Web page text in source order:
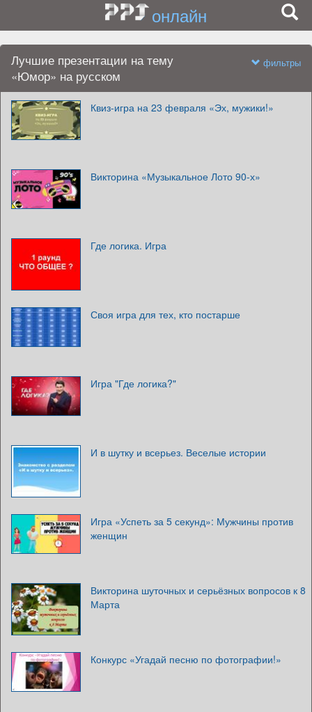
онлайн
Лучшие презентации на тему
«Юмор» на русском
фильтры
Квиз-игра на 23 февраля «Эх, мужики!»
Викторина «Музыкальное Лото 90-х»
Где логика. Игра
Своя игра для тех, кто постарше
Игра "Где логика?"
И в шутку и всерьез. Веселые истории
Игра «Успеть за 5 секунд»: Мужчины против
женщин
Викторина шуточных и серьёзных вопросов к 8
Марта
Конкурс «Угадай песню по фотографии!»